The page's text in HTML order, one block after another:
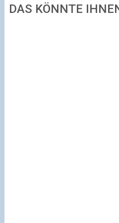
DAS KÖNNTE